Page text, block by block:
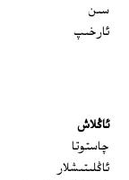
سىن
ئارخىپ
ئاڭلاش
چاستوتا
ئاڭلىتىشلار